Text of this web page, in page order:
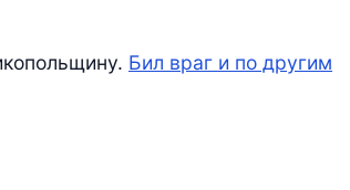
Бил враг и по другим